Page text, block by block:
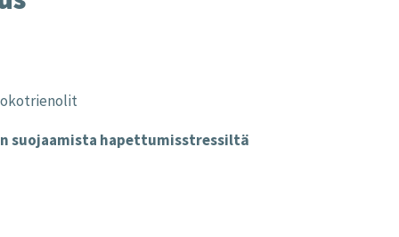
suojaamista hapettumisstressiltä